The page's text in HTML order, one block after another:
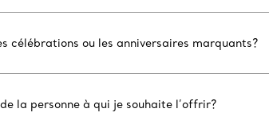
célébrations ou les anniversaires marquants?
la personne à qui je souhaite l’offrir?